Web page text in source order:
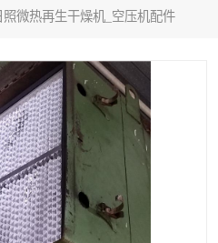
照微热再生干燥机_空压机配件
英格索兰配件
闽台富源特种陶瓷
英格索兰离心机空滤芯
库伯卡麦隆离心机零件